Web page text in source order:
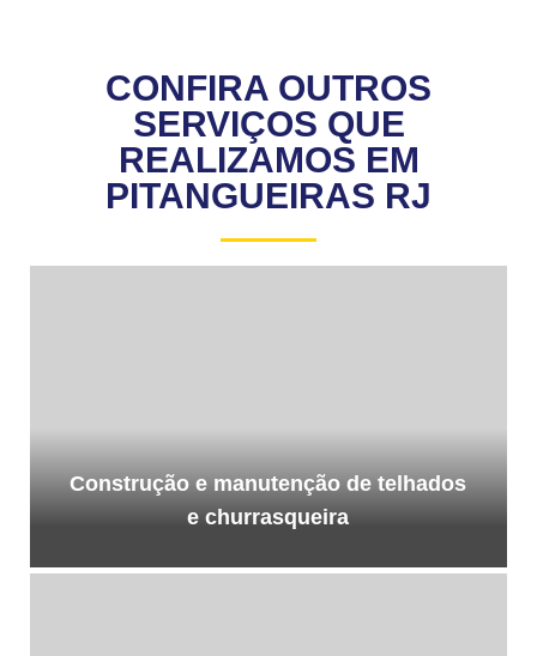
CONFIRA OUTROS
SERVIÇOS QUE
REALIZAMOS EM
PITANGUEIRAS RJ
Construção e manutenção de telhados
e churrasqueira